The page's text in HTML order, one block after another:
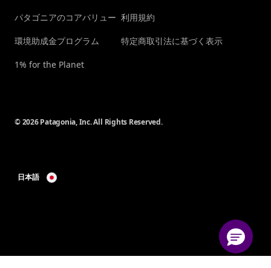
パタゴニアのコアバリュー
環境助成金プログラム
1% for the Planet
利用規約
特定商取引法に基づく表示
© 2026 Patagonia, Inc. All Rights Reserved.
日本語